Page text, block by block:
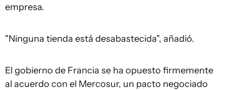
empresa.
"Ninguna tienda está desabastecida", añadió.
El gobierno de Francia se ha opuesto firmemente
al acuerdo con el Mercosur, un pacto negociado